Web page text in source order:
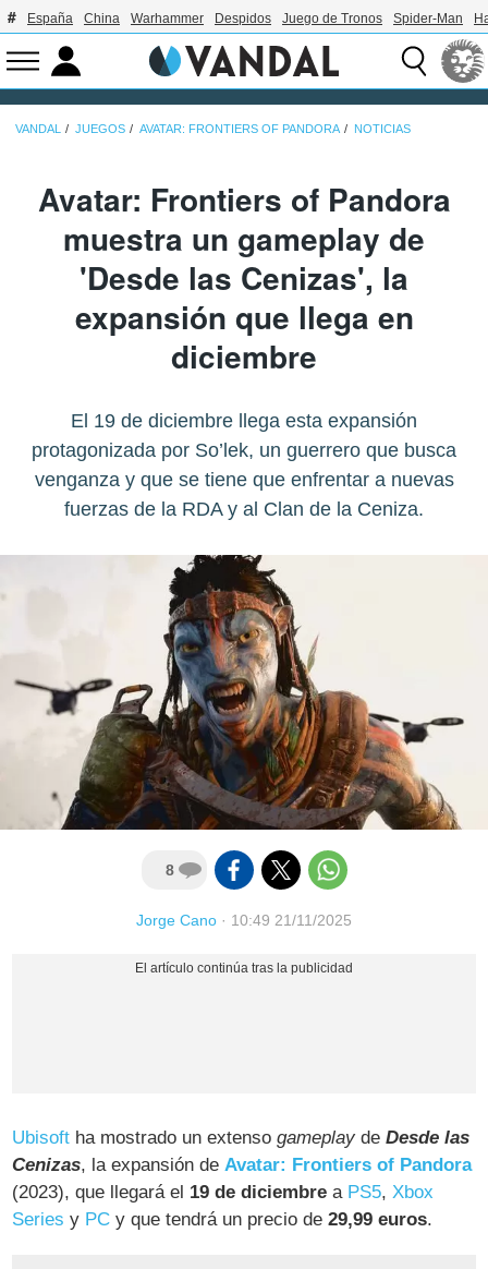
España China Warhammer Despidos Juego de Tronos Spider-Man
VANDAL JUEGOS AVATAR: FRONTIERS OF PANDORA NOTICIAS
Avatar: Frontiers of Pandora
muestra un gameplay de
'Desde las Cenizas', la
expansión que llega en
diciembre
El 19 de diciembre llega esta expansión
protagonizada por So’lek, un guerrero que busca
venganza y que se tiene que enfrentar a nuevas
fuerzas de la RDA y al Clan de la Ceniza.
8
Jorge Cano · 10:49 21/11/2025
Ubisoft ha mostrado un extensogameplay deDesde las
Cenizas, la expansión deAvatar: Frontiers of Pandora
(2023), que llegará el 19 de diciembre a PS5,Xbox
Series y PC y que tendrá un precio de29,99 euros.